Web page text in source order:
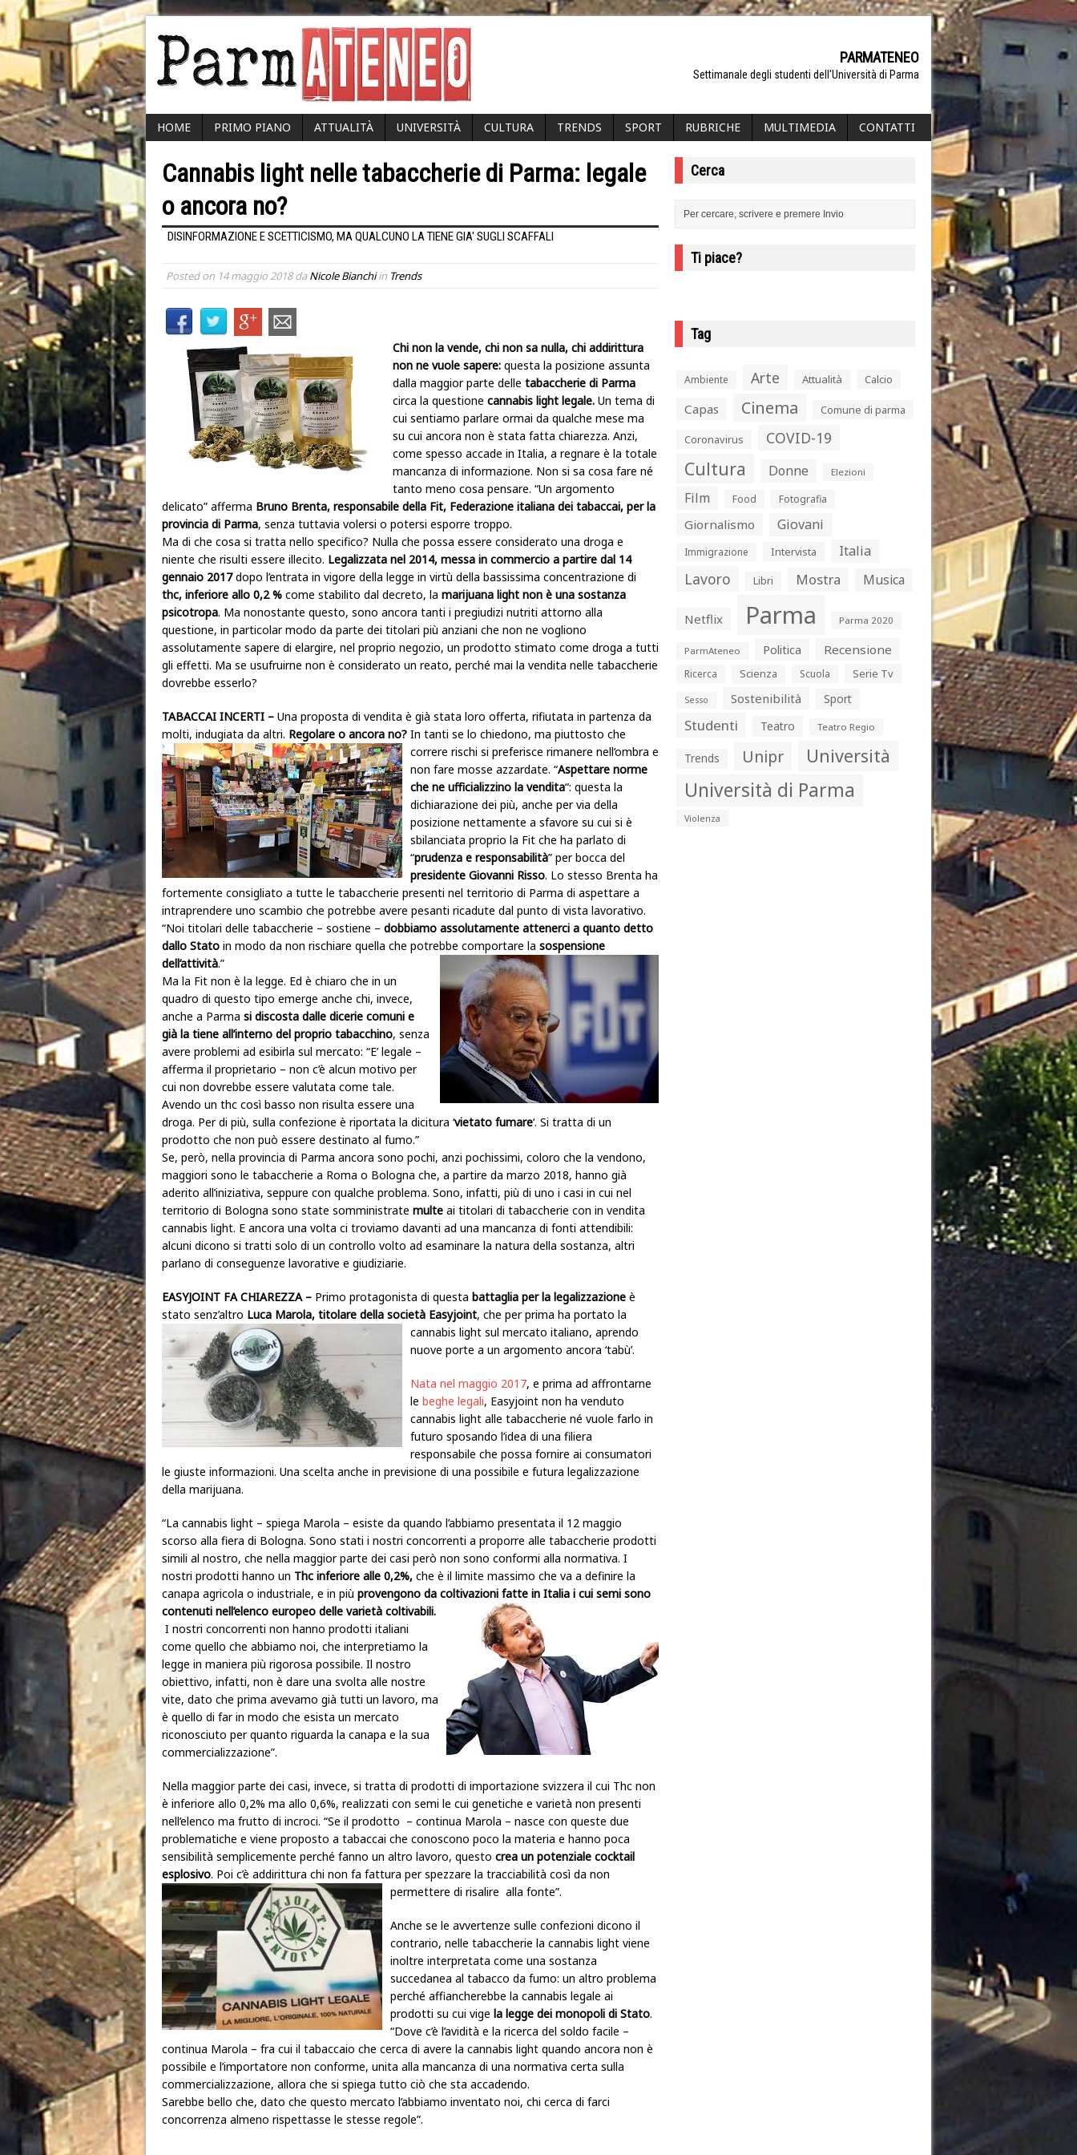
PARMATENEO
Settimanale degli studenti dell'Università di Parma
HOME PRIMO PIANO ATTUALITÀ UNIVERSITÀ CULTURA TRENDS SPORT RUBRICHE MULTIMEDIA CONTATTI
Cannabis light nelle tabaccherie di Parma: legale
o ancora no?
DISINFORMAZIONE E SCETTICISMO, MA QUALCUNO LA TIENE GIA' SUGLI SCAFFALI
Posted on 14 maggio 2018daNicole Bianchiin Trends
Chi non la vende, chi non sa nulla, chi addirittura
non ne vuole sapere: questa la posizione assunta
dalla maggior parte delle tabaccherie di Parma
circa la questione cannabis light legale. Un tema di
cui sentiamo parlare ormai da qualche mese ma
su cui ancora non è stata fatta chiarezza. Anzi,
come spesso accade in Italia, a regnare è la totale
mancanza di informazione. Non si sa cosa fare né
tanto meno cosa pensare. “Un argomento
delicato” afferma Bruno Brenta, responsabile della Fit, Federazione italiana dei tabaccai, per la
provincia di Parma, senza tuttavia volersi o potersi esporre troppo.
Ma di che cosa si tratta nello specifico? Nulla che possa essere considerato una droga e
niente che risulti essere illecito. Legalizzata nel 2014, messa in commercio a partire dal 14
gennaio 2017dopo l’entrata in vigore della legge in virtù della bassissima concentrazione di
thc, inferiore allo 0,2 % come stabilito dal decreto, la marijuana light non è una sostanza
psicotropa. Ma nonostante questo, sono ancora tanti i pregiudizi nutriti attorno alla
questione, in particolar modo da parte dei titolari più anziani che non ne vogliono
assolutamente sapere di elargire, nel proprio negozio, un prodotto stimato come droga a tutti
gli effetti. Ma se usufruirne non è considerato un reato, perché mai la vendita nelle tabaccherie
dovrebbe esserlo?
TABACCAI INCERTI – Una proposta di vendita è già stata loro offerta, rifiutata in partenza da
molti, indugiata da altri. Regolare o ancora no? In tanti se lo chiedono, ma piuttosto che
correre rischi si preferisce rimanere nell’ombra e
non fare mosse azzardate. “Aspettare norme
che ne ufficializzino la vendita“: questa la
dichiarazione dei più, anche per via della
posizione nettamente a sfavore su cui si è
sbilanciata proprio la Fit che ha parlato di
“prudenza e responsabilità” per bocca del
presidente Giovanni Risso. Lo stesso Brenta ha
fortemente consigliato a tutte le tabaccherie presenti nel territorio di Parma di aspettare a
intraprendere uno scambio che potrebbe avere pesanti ricadute dal punto di vista lavorativo.
“Noi titolari delle tabaccherie – sostiene – dobbiamo assolutamente attenerci a quanto detto
dallo Stato in modo da non rischiare quella che potrebbe comportare la sospensione
dell’attività.”
Ma la Fit non è la legge. Ed è chiaro che in un
quadro di questo tipo emerge anche chi, invece,
anche a Parma si discosta dalle dicerie comuni e
già la tiene all’interno del proprio tabacchino, senza
avere problemi ad esibirla sul mercato: “E’ legale –
afferma il proprietario – non c’è alcun motivo per
cui non dovrebbe essere valutata come tale.
Avendo un thc così basso non risulta essere una
droga. Per di più, sulla confezione è riportata la dicitura ‘vietato fumare‘. Si tratta di un
prodotto che non può essere destinato al fumo.”
Se, però, nella provincia di Parma ancora sono pochi, anzi pochissimi, coloro che la vendono,
maggiori sono le tabaccherie a Roma o Bologna che, a partire da marzo 2018, hanno già
aderito all’iniziativa, seppure con qualche problema. Sono, infatti, più di uno i casi in cui nel
territorio di Bologna sono state somministrate multe ai titolari di tabaccherie con in vendita
cannabis light. E ancora una volta ci troviamo davanti ad una mancanza di fonti attendibili:
alcuni dicono si tratti solo di un controllo volto ad esaminare la natura della sostanza, altri
parlano di conseguenze lavorative e giudiziarie.
EASYJOINT FA CHIAREZZA – Primo protagonista di questa battaglia per la legalizzazione è
stato senz’altro Luca Marola, titolare della società Easyjoint, che per prima ha portato la
cannabis light sul mercato italiano, aprendo
nuove porte a un argomento ancora ‘tabù’.
Nata nel maggio 2017, e prima ad affrontarne
le beghe legali, Easyjoint non ha venduto
cannabis light alle tabaccherie né vuole farlo in
futuro sposando l’idea di una filiera
responsabile che possa fornire ai consumatori
le giuste informazioni. Una scelta anche in previsione di una possibile e futura legalizzazione
della marijuana.
“La cannabis light – spiega Marola – esiste da quando l’abbiamo presentata il 12 maggio
scorso alla fiera di Bologna. Sono stati i nostri concorrenti a proporre alle tabaccherie prodotti
simili al nostro, che nella maggior parte dei casi però non sono conformi alla normativa. I
nostri prodotti hanno un Thc inferiore alle 0,2%, che è il limite massimo che va a definire la
canapa agricola o industriale, e in più provengono da coltivazioni fatte in Italia i cui semi sono
contenuti nell’elenco europeo delle varietà coltivabili.
I nostri concorrenti non hanno prodotti italiani
come quello che abbiamo noi, che interpretiamo la
legge in maniera più rigorosa possibile. Il nostro
obiettivo, infatti, non è dare una svolta alle nostre
vite, dato che prima avevamo già tutti un lavoro, ma
è quello di far in modo che esista un mercato
riconosciuto per quanto riguarda la canapa e la sua
commercializzazione”.
Nella maggior parte dei casi, invece, si tratta di prodotti di importazione svizzera il cui Thc non
è inferiore allo 0,2% ma allo 0,6%, realizzati con semi le cui genetiche e varietà non presenti
nell’elenco ma frutto di incroci. “Se il prodotto – continua Marola – nasce con queste due
problematiche e viene proposto a tabaccai che conoscono poco la materia e hanno poca
sensibilità semplicemente perché fanno un altro lavoro, questo crea un potenziale cocktail
esplosivo. Poi c’è addirittura chi non fa fattura per spezzare la tracciabilità così da non
permettere di risalire alla fonte”.
Anche se le avvertenze sulle confezioni dicono il
contrario, nelle tabaccherie la cannabis light viene
inoltre interpretata come una sostanza
succedanea al tabacco da fumo: un altro problema
perché affiancherebbe la cannabis legale ai
prodotti su cui vige la legge dei monopoli di Stato.
“Dove c’è l’avidità e la ricerca del soldo facile –
continua Marola – fra cui il tabaccaio che cerca di avere la cannabis light quando ancora non è
possibile e l’importatore non conforme, unita alla mancanza di una normativa certa sulla
commercializzazione, allora che si spiega tutto ciò che sta accadendo.
Sarebbe bello che, dato che questo mercato l’abbiamo inventato noi, chi cerca di farci
concorrenza almeno rispettasse le stesse regole”.
Cerca
Ti piace?
Tag
Ambiente Arte Attualità Calcio
Capas Cinema Comune di parma
Coronavirus COVID-19
Cultura Donne Elezioni
Film Food Fotografia
Giornalismo Giovani
Immigrazione Intervista Italia
Lavoro Libri Mostra Musica
Netflix Parma Parma 2020
ParmAteneo Politica Recensione
Ricerca Scienza Scuola Serie Tv
Sesso Sostenibilità Sport
Studenti Teatro Teatro Regio
Trends Unipr Università
Università di Parma
Violenza